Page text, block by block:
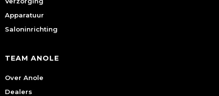
Apparatuur
Saloninrichting
TEAM ANOLE
Over Anole
Dealers